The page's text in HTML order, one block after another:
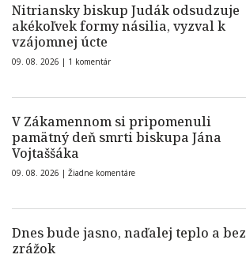
Nitriansky biskup Judák odsudzuje
akékoľvek formy násilia, vyzval k
vzájomnej úcte
09. 08. 2026 | 1 komentár
V Zákamennom si pripomenuli
pamätný deň smrti biskupa Jána
Vojtaššáka
09. 08. 2026 | Žiadne komentáre
Dnes bude jasno, naďalej teplo a bez
zrážok